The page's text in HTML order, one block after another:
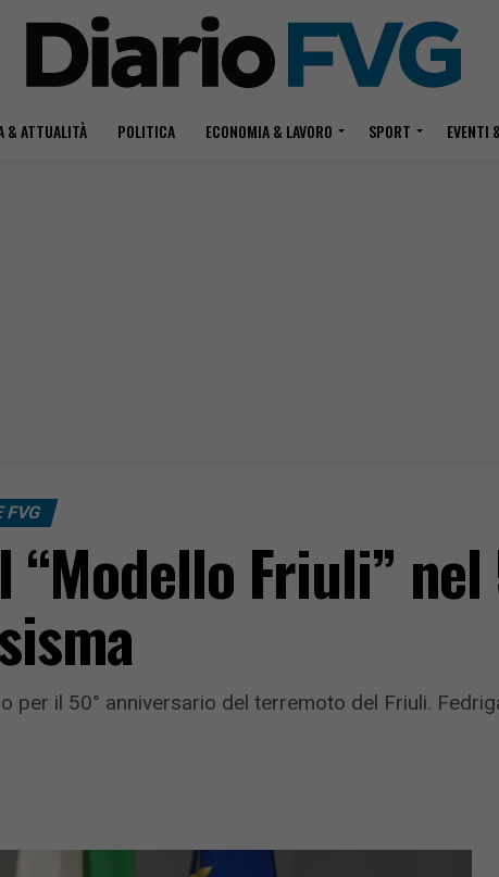
& ATTUALITÀ POLITICA ECONOMIA & LAVORO SPORT EVENTI
FVG
Friuli”
per il 50° anniversario del terremoto del Friuli.